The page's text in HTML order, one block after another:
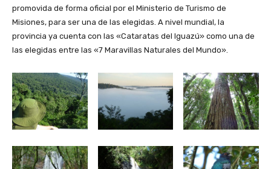
promovida de forma oficial por el Ministerio de Turismo de
Misiones, para ser una de las elegidas. A nivel mundial, la
provincia ya cuenta con las «Cataratas del Iguazú» como una de
las elegidas entre las «7 Maravillas Naturales del Mundo».